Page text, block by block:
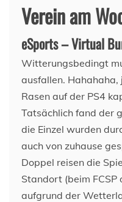
Verein am
eSports – Virtual
Witterungsbedingt
ausfallen.
Rasen auf der PS4
Tatsächlich fand der
die Einzel wurden
auch von zuhause
Doppel reisen die
Standort (beim
aufgrund der